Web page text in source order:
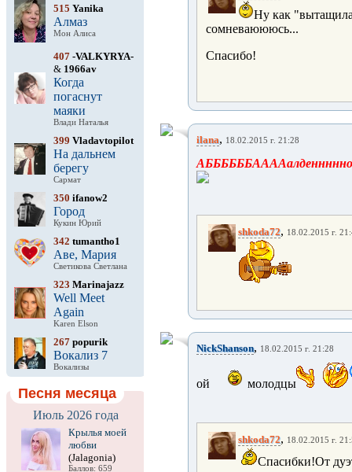
515 Yanika
Алмаз
Мон Алиса
407 -VALKYRYA-
& 1966av
Когда
погаснут
маяки
Влади Наталья
399 Vladavtopilot
На дальнем
берегу
Сармат
350 ifanow2
Город
Кукин Юрий
342 tumantho1
Аве, Мария
Светикова Светлана
323 Marinajazz
Well Meet
Again
Karen Elson
267 popurik
Вокализ 7
Вокализы
Песня месяца
Июль 2026 года
Крылья моей
любви
(Jalagonia)
Баллов: 659
Ну как
сомневаюююсь...
Спасибо!
ilana, 18.02.2015 г. 21:28
shkoda72, 18.02.2015 г.
NickShanson, 18.02.2015 г. 21:28
ой молодцы
shkoda72, 18.02.2015 г.
Спасибки!От